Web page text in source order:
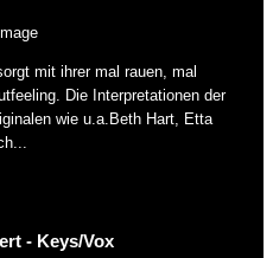
mit ihrer mal rauen, mal
Die Interpretationen der
wie u.a.Beth Hart, Etta
- Keys/Vox